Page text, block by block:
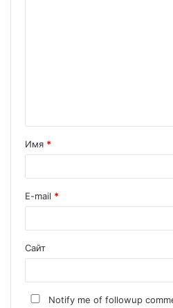
Имя *
E-mail *
Сайт
Notify me of followup